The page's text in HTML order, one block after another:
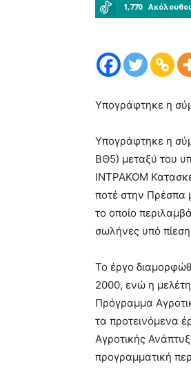
1,770 Ακόλουθοι
Υπογράφτηκε η
Υπογράφτηκε η
ΒΘ5) μεταξύ του
ΙΝΤΡΑΚΟΜ
ποτέ στην Πρέσπα
το οποίο
σωλήνες υπό
Το έργο
2000, ενώ η
Πρόγραμμα
τα προτεινόμενα
Αγροτικής
προγραμματική